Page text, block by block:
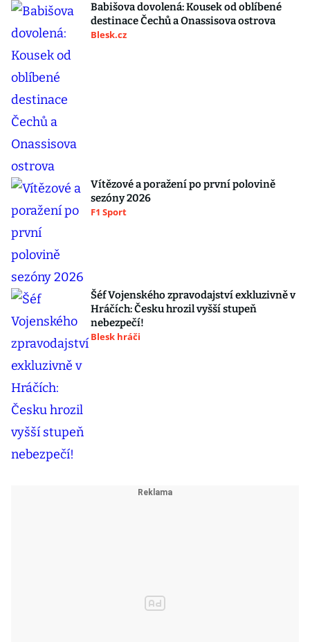
Babišova dovolená: Kousek od oblíbené
destinace Čechů a Onassisova ostrova
Blesk.cz
Vítězové a poražení po první polovině
sezóny 2026
F1 Sport
Šéf Vojenského zpravodajství exkluzivně v
Hráčích: Česku hrozil vyšší stupeň
nebezpečí!
Blesk hráči